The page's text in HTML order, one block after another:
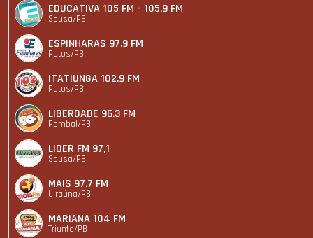
EDUCATIVA 105 FM - 105.9 FM
Sousa/PB
ESPINHARAS 97.9 FM
Patos/PB
ITATIUNGA 102.9 FM
Patos/PB
LIBERDADE 96.3 FM
Pombal/PB
LIDER FM 97,1
Sousa/PB
MAIS 97.7 FM
Uiraúna/PB
MARIANA 104 FM
Triunfo/PB